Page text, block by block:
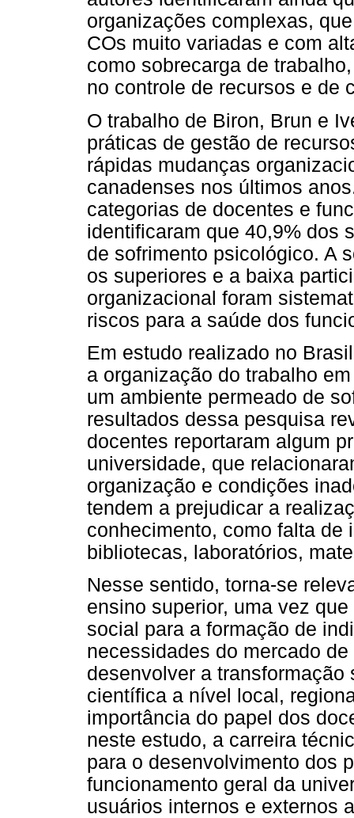
organizações complexas,
COs muito variadas e com
como sobrecarga de
no controle de recursos e de
O trabalho de Biron, Brun e
práticas de gestão de
rápidas mudanças
canadenses nos últimos
categorias de docentes e
identificaram que 40,9% dos
de sofrimento psicológico. A
os superiores e a baixa
organizacional foram
riscos para a saúde dos
Em estudo realizado no
a organização do trabalho
um ambiente permeado de
resultados dessa pesquisa
docentes reportaram algum
universidade, que
organização e condições
tendem a prejudicar a
conhecimento, como falta de
bibliotecas, laboratórios,
Nesse sentido, torna-se
ensino superior, uma vez
social para a formação de
necessidades do mercado
desenvolver a
científica a nível local,
importância do papel dos
neste estudo, a carreira
para o desenvolvimento dos
funcionamento geral da
usuários internos e externos